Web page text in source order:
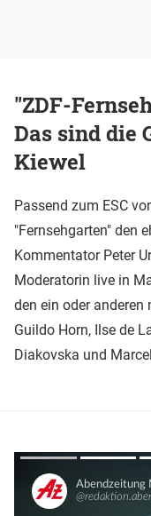
"ZDF-
Das sind die
Kiewel
Passend zum ESC
"Fernsehgarten" den
Kommentator Peter
Moderatorin live in
den ein oder anderen
Guildo Horn, Ilse de
Diakovska und